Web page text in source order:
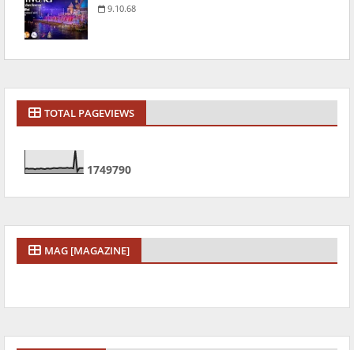
9.10.68
TOTAL PAGEVIEWS
1749790
MAG [MAGAZINE]